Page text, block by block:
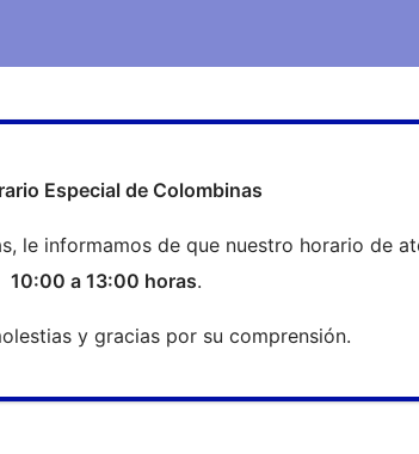
con Trastorno del
Especial de Colombinas
le informamos de que nuestro horario de
10:00 a 13:00 horas.
y gracias por su comprensión.